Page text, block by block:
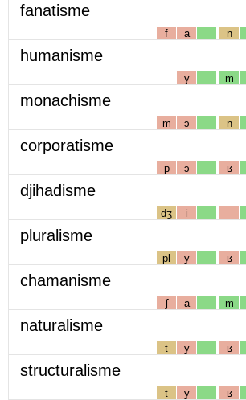
fanatisme
f a n
humanisme
y m
monachisme
m ɔ n
corporatisme
p ɔ ʁ
djihadisme
dʒ i
pluralisme
pl y ʁ
chamanisme
ʃ a m
naturalisme
t y ʁ
structuralisme
t y ʁ